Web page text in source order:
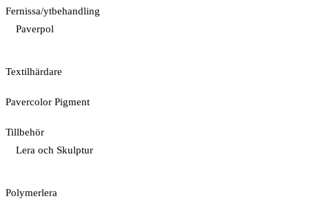
Fernissa/ytbehandling
Paverpol
Textilhärdare
Pavercolor Pigment
Tillbehör
Lera och Skulptur
Polymerlera